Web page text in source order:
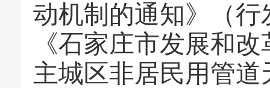
动机制的通知》（行
《石家庄市发展和
主城区非居民用管